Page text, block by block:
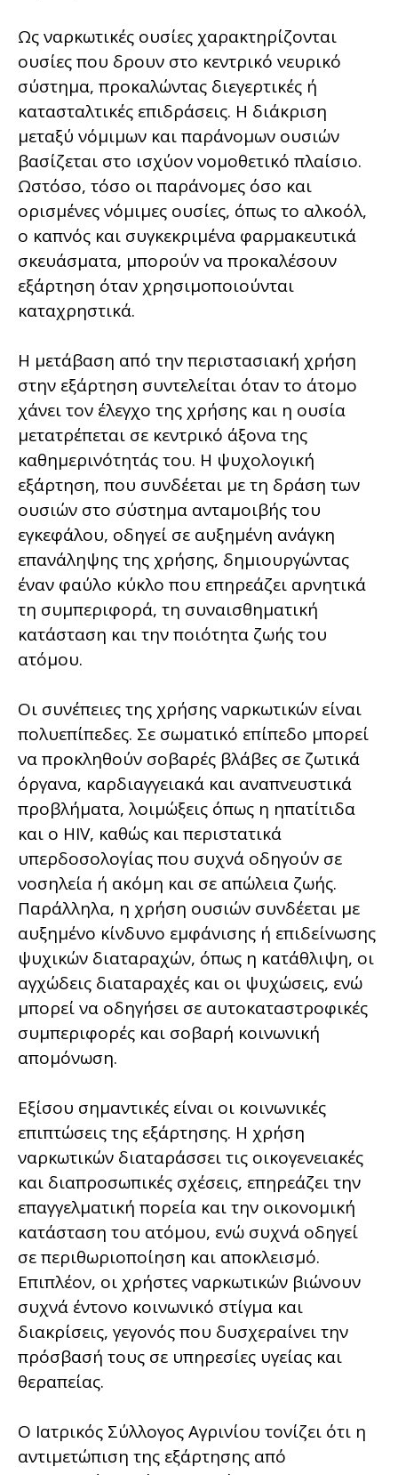
Ως ναρκωτικές ουσίες χαρακτηρίζονται
ουσίες που δρουν στο κεντρικό νευρικό
σύστημα, προκαλώντας διεγερτικές ή
κατασταλτικές επιδράσεις. Η διάκριση
μεταξύ νόμιμων και παράνομων ουσιών
βασίζεται στο ισχύον νομοθετικό πλαίσιο.
Ωστόσο, τόσο οι παράνομες όσο και
ορισμένες νόμιμες ουσίες, όπως το αλκοόλ,
ο καπνός και συγκεκριμένα φαρμακευτικά
σκευάσματα, μπορούν να προκαλέσουν
εξάρτηση όταν χρησιμοποιούνται
καταχρηστικά.
Η μετάβαση από την περιστασιακή χρήση
στην εξάρτηση συντελείται όταν το άτομο
χάνει τον έλεγχο της χρήσης και η ουσία
μετατρέπεται σε κεντρικό άξονα της
καθημερινότητάς του. Η ψυχολογική
εξάρτηση, που συνδέεται με τη δράση των
ουσιών στο σύστημα ανταμοιβής του
εγκεφάλου, οδηγεί σε αυξημένη ανάγκη
επανάληψης της χρήσης, δημιουργώντας
έναν φαύλο κύκλο που επηρεάζει αρνητικά
τη συμπεριφορά, τη συναισθηματική
κατάσταση και την ποιότητα ζωής του
ατόμου.
Οι συνέπειες της χρήσης ναρκωτικών είναι
πολυεπίπεδες. Σε σωματικό επίπεδο μπορεί
να προκληθούν σοβαρές βλάβες σε ζωτικά
όργανα, καρδιαγγειακά και αναπνευστικά
προβλήματα, λοιμώξεις όπως η ηπατίτιδα
και ο HIV, καθώς και περιστατικά
υπερδοσολογίας που συχνά οδηγούν σε
νοσηλεία ή ακόμη και σε απώλεια ζωής.
Παράλληλα, η χρήση ουσιών συνδέεται με
αυξημένο κίνδυνο εμφάνισης ή επιδείνωσης
ψυχικών διαταραχών, όπως η κατάθλιψη, οι
αγχώδεις διαταραχές και οι ψυχώσεις, ενώ
μπορεί να οδηγήσει σε αυτοκαταστροφικές
συμπεριφορές και σοβαρή κοινωνική
απομόνωση.
Εξίσου σημαντικές είναι οι κοινωνικές
επιπτώσεις της εξάρτησης. Η χρήση
ναρκωτικών διαταράσσει τις οικογενειακές
και διαπροσωπικές σχέσεις, επηρεάζει την
επαγγελματική πορεία και την οικονομική
κατάσταση του ατόμου, ενώ συχνά οδηγεί
σε περιθωριοποίηση και αποκλεισμό.
Επιπλέον, οι χρήστες ναρκωτικών βιώνουν
συχνά έντονο κοινωνικό στίγμα και
διακρίσεις, γεγονός που δυσχεραίνει την
πρόσβασή τους σε υπηρεσίες υγείας και
θεραπείας.
Ο Ιατρικός Σύλλογος Αγρινίου τονίζει ότι η
αντιμετώπιση της εξάρτησης από